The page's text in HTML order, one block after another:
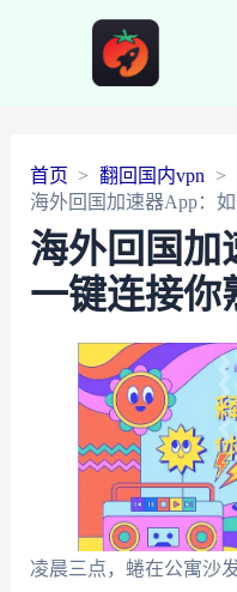
首页
翻回国内vpn
海外回国加速器App：
海外回国加
一键连接你
凌晨三点，蜷在公寓沙